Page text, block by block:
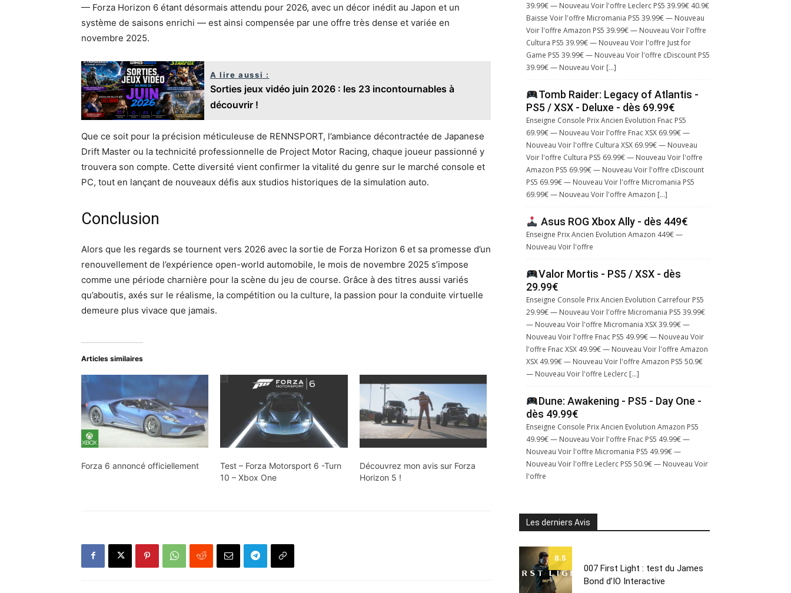
— Forza Horizon 6 étant désormais attendu pour 2026, avec un décor inédit au Japon et un
système de saisons enrichi — est ainsi compensée par une offre très dense et variée en
novembre 2025.
A lire aussi :
Sorties jeux vidéo juin 2026 : les 23 incontournables à
découvrir !
Que ce soit pour la précision méticuleuse de RENNSPORT, l’ambiance décontractée de Japanese
Drift Master ou la technicité professionnelle de Project Motor Racing, chaque joueur passionné y
trouvera son compte. Cette diversité vient confirmer la vitalité du genre sur le marché console et
PC, tout en lançant de nouveaux défis aux studios historiques de la simulation auto.
Conclusion
Alors que les regards se tournent vers 2026 avec la sortie de Forza Horizon 6 et sa promesse d’un
renouvellement de l’expérience open-world automobile, le mois de novembre 2025 s’impose
comme une période charnière pour la scène du jeu de course. Grâce à des titres aussi variés
qu’aboutis, axés sur le réalisme, la compétition ou la culture, la passion pour la conduite virtuelle
demeure plus vivace que jamais.
Articles similaires
Forza 6 annoncé officiellement
Test – Forza Motorsport 6 -Turn
10 – Xbox One
Découvrez mon avis sur Forza
Horizon 5 !
39.99€ — Nouveau Voir l'offre Leclerc PS5 39.99€ 40.9€
Baisse Voir l'offre Micromania PS5 39.99€ — Nouveau
Voir l'offre Amazon PS5 39.99€ — Nouveau Voir l'offre
Cultura PS5 39.99€ — Nouveau Voir l'offre Just for
Game PS5 39.99€ — Nouveau Voir l'offre cDiscount PS5
39.99€ — Nouveau Voir […]
Tomb Raider: Legacy of Atlantis -
PS5 / XSX - Deluxe - dès 69.99€
Enseigne Console Prix Ancien Evolution Fnac PS5
69.99€ — Nouveau Voir l'offre Fnac XSX 69.99€ —
Nouveau Voir l'offre Cultura XSX 69.99€ — Nouveau
Voir l'offre Cultura PS5 69.99€ — Nouveau Voir l'offre
Amazon PS5 69.99€ — Nouveau Voir l'offre cDiscount
PS5 69.99€ — Nouveau Voir l'offre Micromania PS5
69.99€ — Nouveau Voir l'offre Amazon […]
Asus ROG Xbox Ally - dès 449€
Enseigne Prix Ancien Evolution Amazon 449€ —
Nouveau Voir l'offre
Valor Mortis - PS5 / XSX - dès
29.99€
Enseigne Console Prix Ancien Evolution Carrefour PS5
29.99€ — Nouveau Voir l'offre Micromania PS5 39.99€
— Nouveau Voir l'offre Micromania XSX 39.99€ —
Nouveau Voir l'offre Fnac PS5 49.99€ — Nouveau Voir
l'offre Fnac XSX 49.99€ — Nouveau Voir l'offre Amazon
XSX 49.99€ — Nouveau Voir l'offre Amazon PS5 50.9€
— Nouveau Voir l'offre Leclerc […]
Dune: Awakening - PS5 - Day One -
dès 49.99€
Enseigne Console Prix Ancien Evolution Amazon PS5
49.99€ — Nouveau Voir l'offre Fnac PS5 49.99€ —
Nouveau Voir l'offre Micromania PS5 49.99€ —
Nouveau Voir l'offre Leclerc PS5 50.9€ — Nouveau Voir
l'offre
Les derniers Avis
8.5
007 First Light : test du James
Bond d’IO Interactive